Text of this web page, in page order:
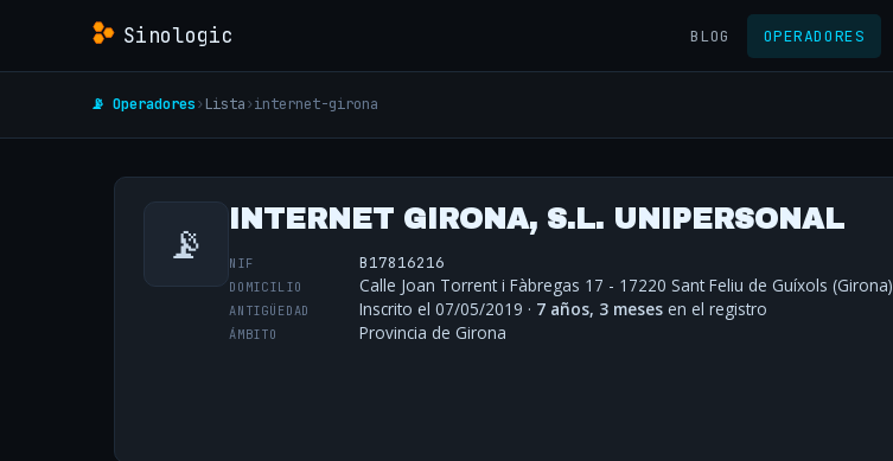
Sinologic BLOG OPERADORES
📡 Operadores› Lista›internet-girona
📡 INTERNET GIRONA, S.L. UNIPERSONAL
NIF B17816216
DOMICILIO Calle Joan Torrent i Fàbregas 17 - 17220 Sant Feliu de Guíxols (Girona)
ANTIGÜEDAD Inscrito el 07/05/2019 · 7 años, 3 meses en el registro
ÁMBITO Provincia de Girona